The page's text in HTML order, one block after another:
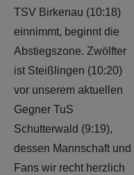
TSV Birkenau (10:18)
einnimmt, beginnt die
Abstiegszone. Zwölfter
ist Steißlingen (10:20)
vor unserem aktuellen
Gegner TuS
Schutterwald (9:19),
dessen Mannschaft und
Fans wir recht herzlich